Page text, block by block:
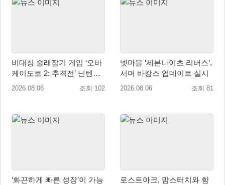
비대칭 술래잡기 게임 ‘오바
케이도로 2: 추격전’ 닌텐도
eShop 출시
2026.08.06 조회 102
넷마블 ‘세븐나이츠 리버스’,
서머 바캉스 업데이트 실시
2026.08.06 조회 81
‘화끈하게 빠른 성장’이 가능
로스트아크, 맘스터치와 함